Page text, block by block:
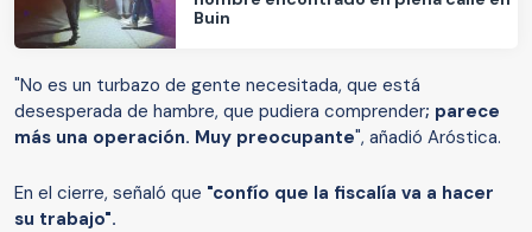
Buin
"No es un turbazo de gente necesitada, que está
desesperada de hambre, que pudiera comprender; parece
más una operación. Muy preocupante", añadió Aróstica.
En el cierre, señaló que "confío que la fiscalía va a hacer
su trabajo".